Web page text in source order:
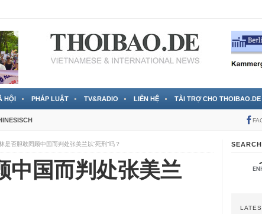
HỘI PHÁP LUẬT TV&RADIO LIÊN HỆ TÀI TRỢ CHO THOIBAO.DE
是否胆敢罔顾中国而判处张美兰以“死刑”吗？
中国而判处张美兰
SEARCH